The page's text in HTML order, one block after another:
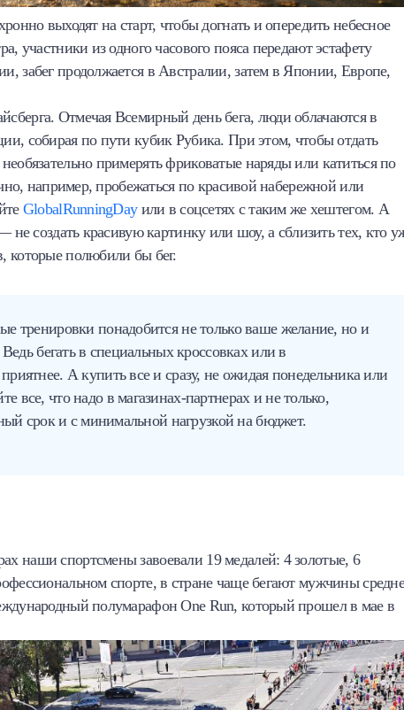
выходят на старт, чтобы догнать и опередить небесное
участники из одного часового пояса передают эстафету
забег продолжается в Австралии, затем в Японии, Европе,
Отмечая Всемирный день бега, люди облачаются в
собирая по пути кубик Рубика. При этом, чтобы отдать
примерять фриковатые наряды или катиться по
например, пробежаться по красивой набережной или
GlobalRunningDayили в соцсетях с таким же хештегом. А
не создать красивую картинку или шоу, а сблизить тех, кто
которые полюбили бы бег.
тренировки понадобится не только ваше желание, но и
бегать в специальных кроссовках или в
А купить все и сразу, не ожидая понедельника или
все, что надо в магазинах-партнерах и не только,
срок и с минимальной нагрузкой на бюджет.
наши спортсмены завоевали 19 медалей: 4 золотые, 6
спорте, в стране чаще бегают мужчины
полумарафон One Run, который прошел в мае в